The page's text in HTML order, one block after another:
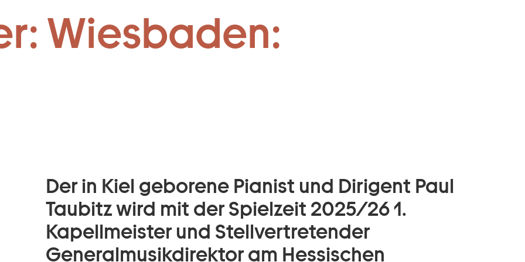
Zum Footer springen
Wiesbaden:
& Stellv. GMD:
Der in Kiel geborene Pianist und Dirigent Paul
Taubitz wird mit der Spielzeit 2025/26 1.
Kapellmeister und Stellvertretender
Generalmusikdirektor am Hessischen